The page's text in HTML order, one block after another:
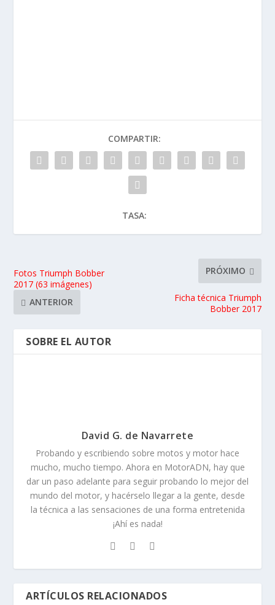
COMPARTIR:
TASA:
Fotos Triumph Bobber
2017 (63 imágenes)
ANTERIOR
PRÓXIMO
Ficha técnica Triumph
Bobber 2017
SOBRE EL AUTOR
David G. de Navarrete
Probando y escribiendo sobre motos y motor hace
mucho, mucho tiempo. Ahora en MotorADN, hay que
dar un paso adelante para seguir probando lo mejor del
mundo del motor, y hacérselo llegar a la gente, desde
la técnica a las sensaciones de una forma entretenida
¡Ahí es nada!
ARTÍCULOS RELACIONADOS